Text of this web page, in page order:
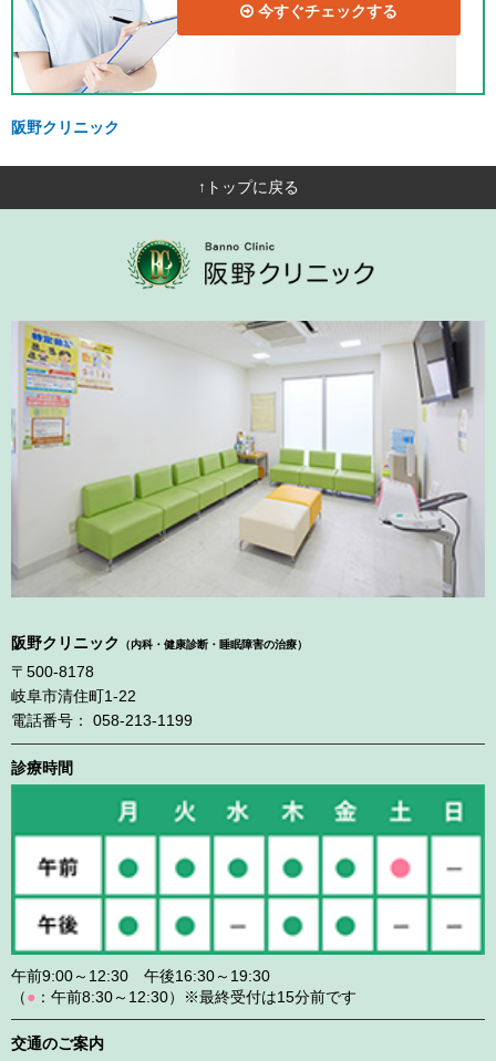
今すぐチェックする
阪野クリニック
↑トップに戻る
阪野クリニック （内科・健康診断・睡眠障害の治療）
〒500-8178
岐阜市清住町1-22
電話番号： 058-213-1199
診療時間
午前9:00～12:30 午後16:30～19:30
（● ：午前8:30～12:30）※最終受付は15分前です
交通のご案内